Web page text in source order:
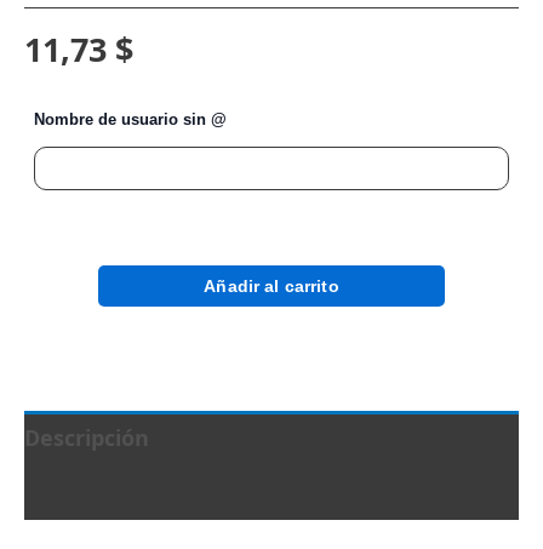
11,73 $
Nombre de usuario sin @
Añadir al carrito
Descripción